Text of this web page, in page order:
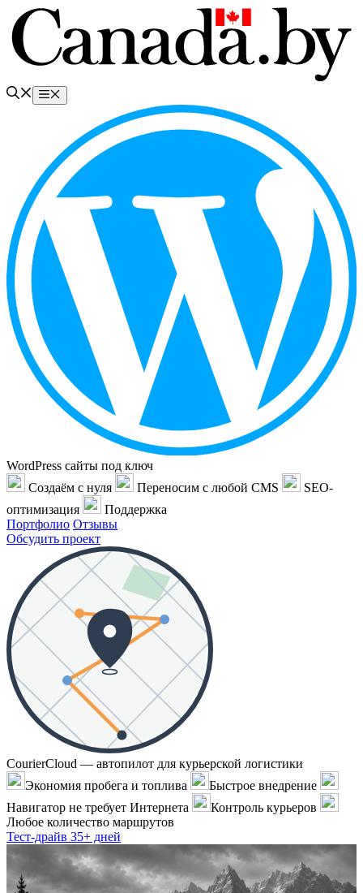
Перейти
содержимому
Меню
WordPress сайты под ключ
Создаём с нуля
Переносим с любой CMS
SEO-
оптимизация
Поддержка
Портфолио Отзывы
Обсудить проект
CourierCloud — автопилот для курьерской логистики
Экономия пробега и топлива
Быстрое внедрение
Навигатор не требует Интернета
Контроль курьеров
Любое количество маршрутов
Тест-драйв 35+ дней